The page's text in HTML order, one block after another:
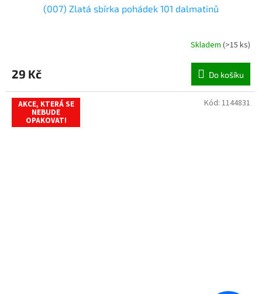
(007) Zlatá sbírka pohádek 101 dalmatinů
Skladem (>15 ks)
29 Kč Do košíku
AKCE, KTERÁ SE
NEBUDE
OPAKOVAT!
Kód: 1144831